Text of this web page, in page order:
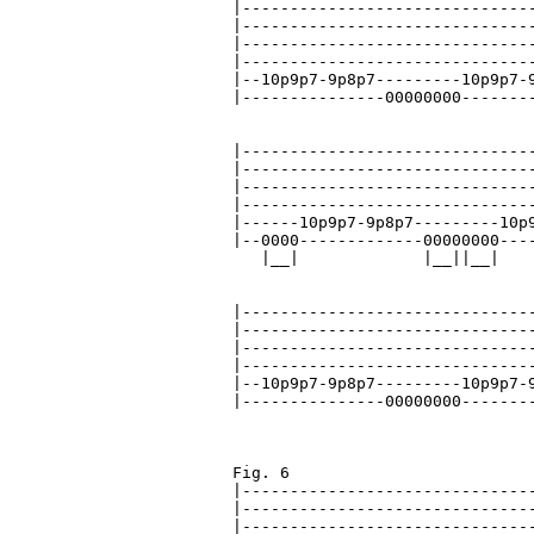
|--10p9p7-9p8p7---------
|---------------
|------10p9p7-9p8p7---------
|--0000-------------
|--10p9p7-9p8p7---------
|---------------
Fig. 6